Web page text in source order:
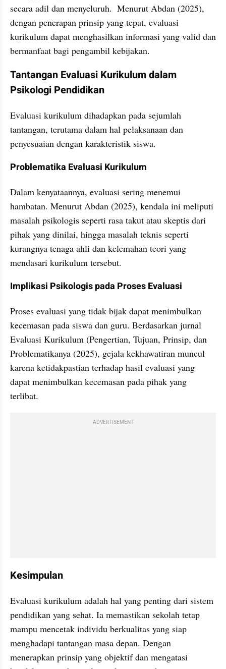
secara adil dan menyeluruh.  Menurut Abdan (2025),
dengan penerapan prinsip yang tepat, evaluasi
kurikulum dapat menghasilkan informasi yang valid dan
bermanfaat bagi pengambil kebijakan.
Tantangan Evaluasi Kurikulum dalam
Psikologi Pendidikan
Evaluasi kurikulum dihadapkan pada sejumlah
tantangan, terutama dalam hal pelaksanaan dan
penyesuaian dengan karakteristik siswa.
Problematika Evaluasi Kurikulum
Dalam kenyataannya, evaluasi sering menemui
hambatan. Menurut Abdan (2025), kendala ini meliputi
masalah psikologis seperti rasa takut atau skeptis dari
pihak yang dinilai, hingga masalah teknis seperti
kurangnya tenaga ahli dan kelemahan teori yang
mendasari kurikulum tersebut.
Implikasi Psikologis pada Proses Evaluasi
Proses evaluasi yang tidak bijak dapat menimbulkan
kecemasan pada siswa dan guru. Berdasarkan jurnal
Evaluasi Kurikulum (Pengertian, Tujuan, Prinsip, dan
Problematikanya (2025), gejala kekhawatiran muncul
karena ketidakpastian terhadap hasil evaluasi yang
dapat menimbulkan kecemasan pada pihak yang
terlibat.
ADVERTISEMENT
Kesimpulan
Evaluasi kurikulum adalah hal yang penting dari sistem
pendidikan yang sehat. Ia memastikan sekolah tetap
mampu mencetak individu berkualitas yang siap
menghadapi tantangan masa depan. Dengan
menerapkan prinsip yang objektif dan mengatasi